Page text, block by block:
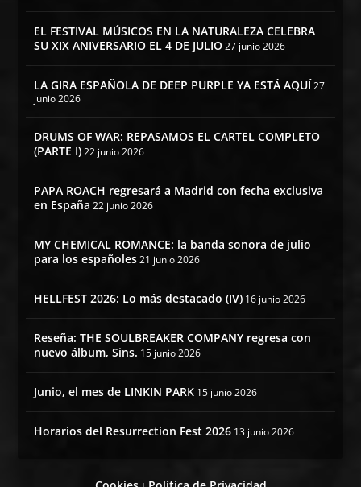
EL FESTIVAL MÚSICOS EN LA NATURALEZA CELEBRA
SU XIX ANIVERSARIO EL 4 DE JULIO 27 junio 2026
LA GIRA ESPAÑOLA DE DEEP PURPLE YA ESTÁ AQUÍ27
junio 2026
DRUMS OF WAR: REPASAMOS EL CARTEL COMPLETO
(PARTE I) 22 junio 2026
PAPA ROACH regresará a Madrid con fecha exclusiva
en España 22 junio 2026
MY CHEMICAL ROMANCE: la banda sonora de julio
para los españoles 21 junio 2026
HELLFEST 2026: Lo más destacado (IV) 16 junio 2026
Reseña: THE SOULBREAKER COMPANY regresa con
nuevo álbum, Sins. 15 junio 2026
Junio, el mes de LINKIN PARK 15 junio 2026
Horarios del Resurrection Fest 2026 13 junio 2026